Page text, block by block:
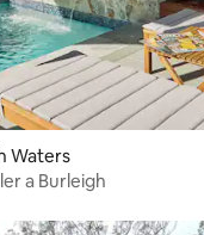
Waters
a Burleigh